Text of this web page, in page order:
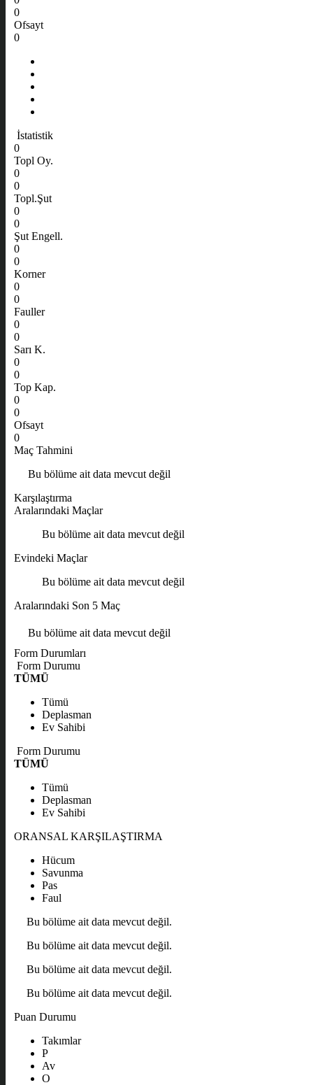
0
Ofsayt
0
İstatistik
0
Topl Oy.
0
0
Topl.Şut
0
0
Şut Engell.
0
0
Korner
0
0
Fauller
0
0
Sarı K.
0
0
Top Kap.
0
0
Ofsayt
0
Maç Tahmini
Bu bölüme ait data mevcut değil
Karşılaştırma
Aralarındaki Maçlar
Bu bölüme ait data mevcut değil
Evindeki Maçlar
Bu bölüme ait data mevcut değil
Aralarındaki Son 5 Maç
Bu bölüme ait data mevcut değil
Form Durumları
Form Durumu
TÜMÜ
Tümü
Deplasman
Ev Sahibi
Form Durumu
TÜMÜ
Tümü
Deplasman
Ev Sahibi
ORANSAL KARŞILAŞTIRMA
Hücum
Savunma
Pas
Faul
Bu bölüme ait data mevcut değil.
Bu bölüme ait data mevcut değil.
Bu bölüme ait data mevcut değil.
Bu bölüme ait data mevcut değil.
Puan Durumu
Takımlar
P
Av
O